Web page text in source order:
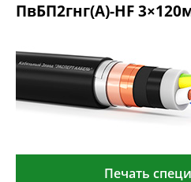
ПвБП2гнг(А)-HF
Печать